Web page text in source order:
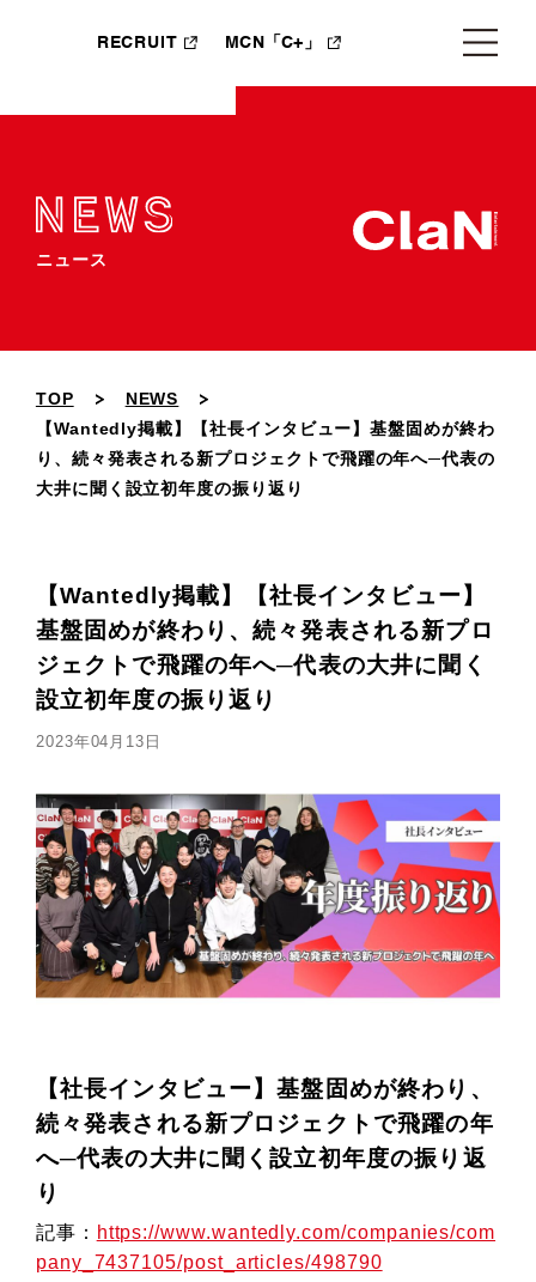
RECRUIT MCN「C+」
ニュース
TOP
NEWS
【Wantedly掲載】【社長インタビュー】基盤固めが終わ
り、続々発表される新プロジェクトで飛躍の年へ─代表の
大井に聞く設立初年度の振り返り
【Wantedly掲載】【社長インタビュー】
基盤固めが終わり、続々発表される新プロ
ジェクトで飛躍の年へ─代表の大井に聞く
設立初年度の振り返り
2023年04月13日
【社長インタビュー】基盤固めが終わり、
続々発表される新プロジェクトで飛躍の年
へ─代表の大井に聞く設立初年度の振り返
り
記事： https://www.wantedly.com/companies/com
pany_7437105/post_articles/498790